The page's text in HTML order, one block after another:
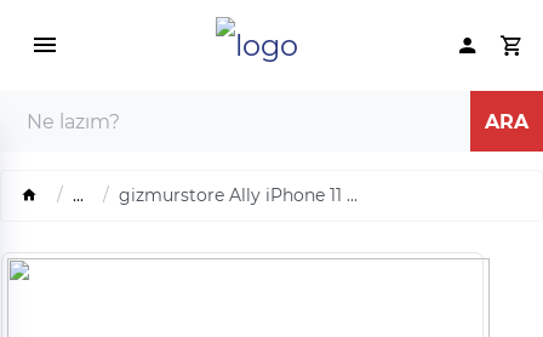
... gizmurstore Ally iPhone 11 ...